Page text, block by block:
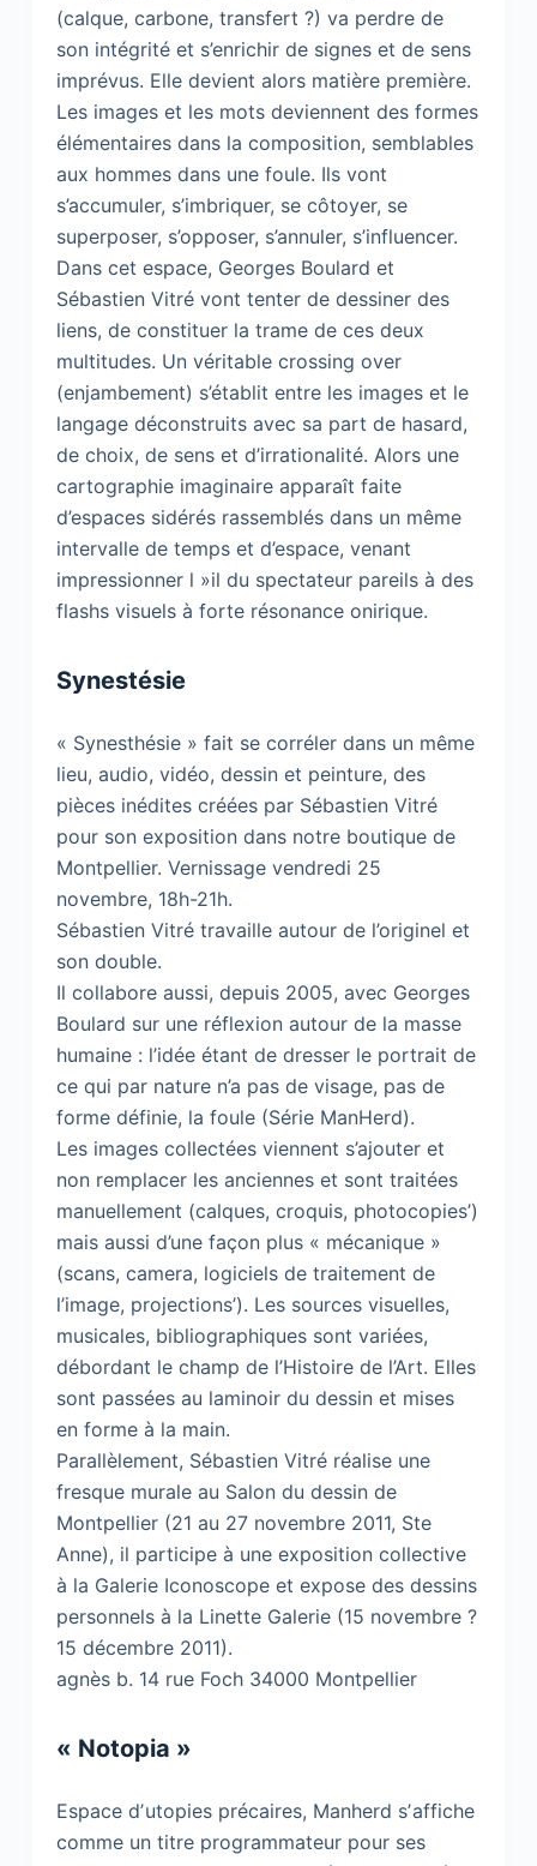
(calque, carbone, transfert ?) va perdre de
son intégrité et s’enrichir de signes et de sens
imprévus. Elle devient alors matière première.
Les images et les mots deviennent des formes
élémentaires dans la composition, semblables
aux hommes dans une foule. Ils vont
s’accumuler, s’imbriquer, se côtoyer, se
superposer, s’opposer, s’annuler, s’influencer.
Dans cet espace, Georges Boulard et
Sébastien Vitré vont tenter de dessiner des
liens, de constituer la trame de ces deux
multitudes. Un véritable crossing over
(enjambement) s’établit entre les images et le
langage déconstruits avec sa part de hasard,
de choix, de sens et d’irrationalité. Alors une
cartographie imaginaire apparaît faite
d’espaces sidérés rassemblés dans un même
intervalle de temps et d’espace, venant
impressionner l »il du spectateur pareils à des
flashs visuels à forte résonance onirique.
Synestésie
« Synesthésie » fait se corréler dans un même
lieu, audio, vidéo, dessin et peinture, des
pièces inédites créées par Sébastien Vitré
pour son exposition dans notre boutique de
Montpellier. Vernissage vendredi 25
novembre, 18h-21h.
Sébastien Vitré travaille autour de l’originel et
son double.
Il collabore aussi, depuis 2005, avec Georges
Boulard sur une réflexion autour de la masse
humaine : l’idée étant de dresser le portrait de
ce qui par nature n’a pas de visage, pas de
forme définie, la foule (Série ManHerd).
Les images collectées viennent s’ajouter et
non remplacer les anciennes et sont traitées
manuellement (calques, croquis, photocopies’)
mais aussi d’une façon plus « mécanique »
(scans, camera, logiciels de traitement de
l’image, projections’). Les sources visuelles,
musicales, bibliographiques sont variées,
débordant le champ de l’Histoire de l’Art. Elles
sont passées au laminoir du dessin et mises
en forme à la main.
Parallèlement, Sébastien Vitré réalise une
fresque murale au Salon du dessin de
Montpellier (21 au 27 novembre 2011, Ste
Anne), il participe à une exposition collective
à la Galerie Iconoscope et expose des dessins
personnels à la Linette Galerie (15 novembre ?
15 décembre 2011).
agnès b. 14 rue Foch 34000 Montpellier
« Notopia »
Espace dʼutopies précaires, Manherd sʼaffiche
comme un titre programmateur pour ses